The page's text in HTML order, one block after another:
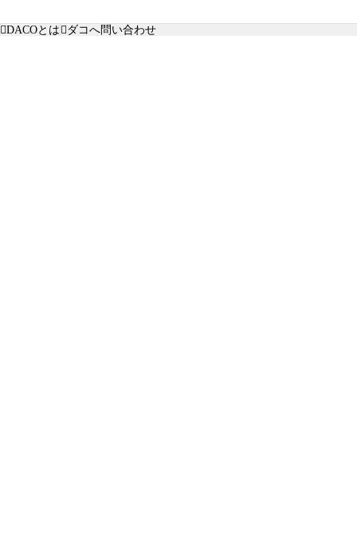
DACOとは ダコへ問い合わせ